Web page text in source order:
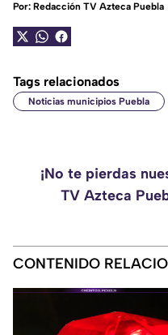
Por: Redacción TV Azteca Puebla
Tags relacionados
Noticias municipios Puebla
¡No te pierdas
TV Azteca
CONTENIDO